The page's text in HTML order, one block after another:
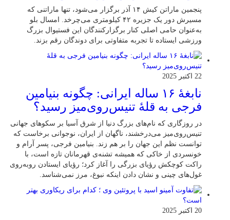
پنجمین ماراتن کیش ۱۴ آذر برگزار می‌شود، تنها ماراتنی که
مسیرش دور یک جزیره ۴۲ کیلومتری می‌چرخد. امسال بلو
به‌عنوان حامی اصلی کنار برگزارکنندگان این فستیوال بزرگ
ورزشی ایستاده تا تجربه متفاوتی برای دوندگان رقم بزند.
22 اکتبر 2025
نابغهٔ ۱۶ ساله ایرانی: چگونه بنیامین
فرجی به قلهٔ تنیس‌روی‌میز رسید؟
در روزگاری که نام‌های بزرگ دنیا از شرق آسیا بر سکوهای جهانی
تنیس‌روی‌میز می‌درخشند، ناگهان از ایران، نوجوانی برخاست که
توانست نظم این جهان را بر هم زند. بنیامین فرجی، پسر آرام و
خونسردی از خاکی که همیشه تشنه‌ی قهرمانان تازه است، با
راکت کوچکش رؤیای بزرگی را آغاز کرد؛ رؤیای ایستادن روبه‌روی
غول‌های چینی و نشان دادن اینکه نبوغ، مرز نمی‌شناسد.
20 اکتبر 2025